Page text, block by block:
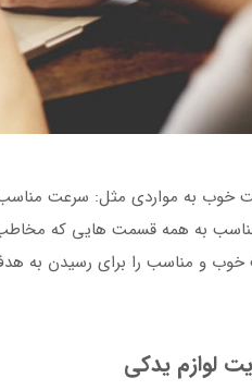
خوب به مواردی مثل: سرعت
به همه قسمت هایی که
و مناسب را برای رسیدن به
لوازم یدکی